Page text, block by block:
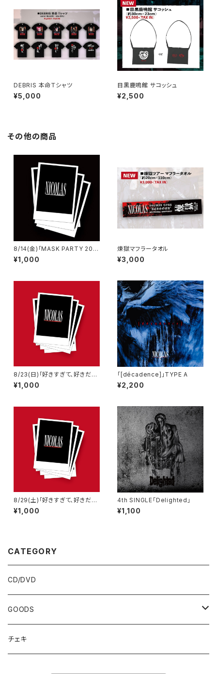
DEBRIS 本命Ｔシャツ
¥5,000
目黒鹿鳴館 サコッシュ
¥2,500
その他の商品
8/14(金)「MASK PARTY 202
6」渋谷REX 当日チェキ
¥1,000
煉獄マフラータオル
¥3,000
8/23(日)「好きすぎて、好きだけ
じゃ、癪に障る。」小倉WOW! 当
日チェキ
¥1,000
「[décadence]」TYPE A
¥2,200
8/29(土)「好きすぎて、好きだけ
じゃ、癪に障る。」高松sound s
pace RIZIN' 当日チェキ
¥1,000
4th SINGLE「Delighted」
¥1,100
CATEGORY
CD/DVD
GOODS
Tシャツ
チェキ